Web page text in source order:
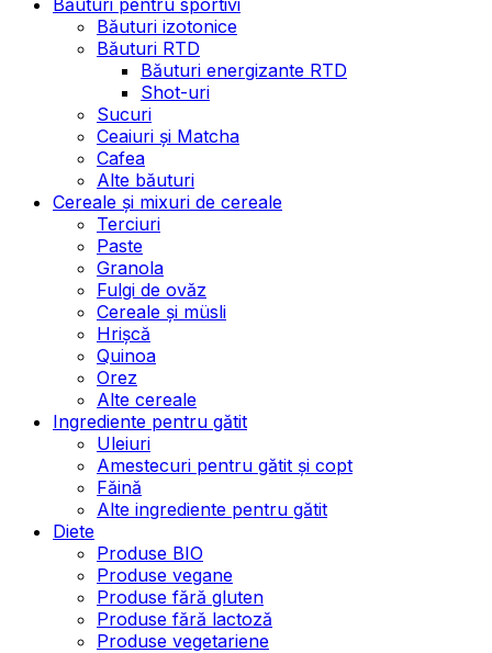
Băuturi izotonice
Băuturi RTD
Băuturi energizante RTD
Shot-uri
Sucuri
Ceaiuri și Matcha
Cafea
Alte băuturi
Cereale și mixuri de cereale
Terciuri
Paste
Granola
Fulgi de ovăz
Cereale și müsli
Hrișcă
Quinoa
Orez
Alte cereale
Ingrediente pentru gătit
Uleiuri
Amestecuri pentru gătit și copt
Făină
Alte ingrediente pentru gătit
Diete
Produse BIO
Produse vegane
Produse fără gluten
Produse fără lactoză
Produse vegetariene